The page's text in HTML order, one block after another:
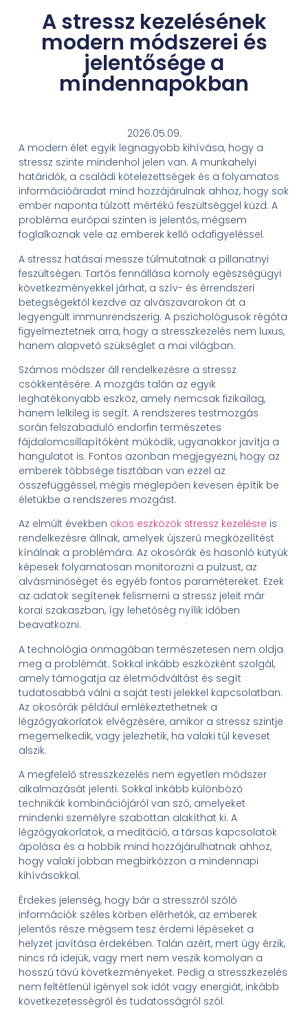
A stressz kezelésének
modern módszerei és
jelentősége a
mindennapokban
2026.05.09.
A modern élet egyik legnagyobb kihívása, hogy a
stressz szinte mindenhol jelen van. A munkahelyi
határidők, a családi kötelezettségek és a folyamatos
információáradat mind hozzájárulnak ahhoz, hogy sok
ember naponta túlzott mértékű feszültséggel küzd. A
probléma európai szinten is jelentős, mégsem
foglalkoznak vele az emberek kellő odafigyeléssel.
A stressz hatásai messze túlmutatnak a pillanatnyi
feszültségen. Tartós fennállása komoly egészségügyi
következményekkel járhat, a szív- és érrendszeri
betegségektől kezdve az alvászavarokon át a
legyengült immunrendszerig. A pszichológusok régóta
figyelmeztetnek arra, hogy a stresszkezelés nem luxus,
hanem alapvető szükséglet a mai világban.
Számos módszer áll rendelkezésre a stressz
csökkentésére. A mozgás talán az egyik
leghatékonyabb eszköz, amely nemcsak fizikailag,
hanem lelkileg is segít. A rendszeres testmozgás
során felszabaduló endorfin természetes
fájdalomcsillapítóként működik, ugyanakkor javítja a
hangulatot is. Fontos azonban megjegyezni, hogy az
emberek többsége tisztában van ezzel az
összefüggéssel, mégis meglepően kevesen építik be
életükbe a rendszeres mozgást.
Az elmúlt években okos eszközök stressz kezelésre is
rendelkezésre állnak, amelyek újszerű megközelítést
kínálnak a problémára. Az okosórák és hasonló kütyük
képesek folyamatosan monitorozni a pulzust, az
alvásminőséget és egyéb fontos paramétereket. Ezek
az adatok segítenek felismerni a stressz jeleit már
korai szakaszban, így lehetőség nyílik időben
beavatkozni.
A technológia önmagában természetesen nem oldja
meg a problémát. Sokkal inkább eszközként szolgál,
amely támogatja az életmódváltást és segít
tudatosabbá válni a saját testi jelekkel kapcsolatban.
Az okosórák például emlékeztethetnek a
légzőgyakorlatok elvégzésére, amikor a stressz szintje
megemelkedik, vagy jelezhetik, ha valaki túl keveset
alszik.
A megfelelő stresszkezelés nem egyetlen módszer
alkalmazását jelenti. Sokkal inkább különböző
technikák kombinációjáról van szó, amelyeket
mindenki személyre szabottan alakíthat ki. A
légzőgyakorlatok, a meditáció, a társas kapcsolatok
ápolása és a hobbik mind hozzájárulhatnak ahhoz,
hogy valaki jobban megbirkózzon a mindennapi
kihívásokkal.
Érdekes jelenség, hogy bár a stresszről szóló
információk széles körben elérhetők, az emberek
jelentős része mégsem tesz érdemi lépéseket a
helyzet javítása érdekében. Talán azért, mert úgy érzik,
nincs rá idejük, vagy mert nem veszik komolyan a
hosszú távú következményeket. Pedig a stresszkezelés
nem feltétlenül igényel sok időt vagy energiát, inkább
következetességről és tudatosságról szól.